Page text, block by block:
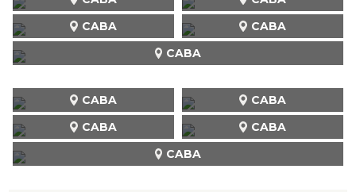
CABA
CABA
CABA
CABA
CABA
CABA
CABA
CABA